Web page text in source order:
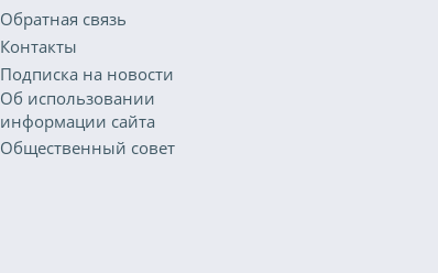
Обратная связь
Контакты
Подписка на новости
Об использовании
информации сайта
Общественный совет